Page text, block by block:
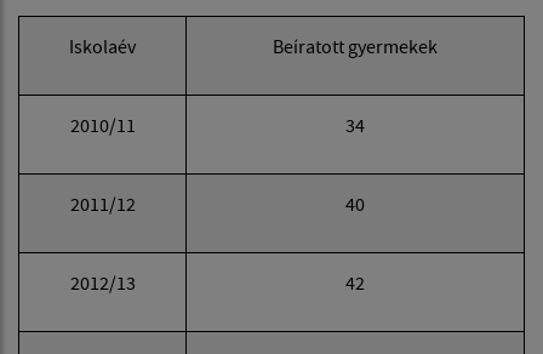
Iskolaév Beíratott gyermekek
2010/11 34
2011/12 40
2012/13 42